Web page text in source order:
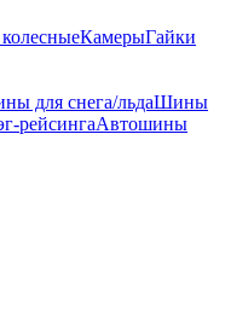
КамерыГайки
для снега/льдаШины
рейсингаАвтошины